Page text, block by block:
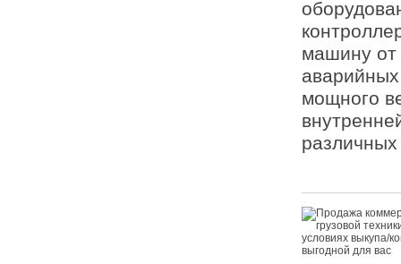
машину от
мощного